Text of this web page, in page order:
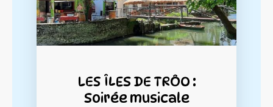
LES ÎLES DE TRÔO :
Soirée musicale